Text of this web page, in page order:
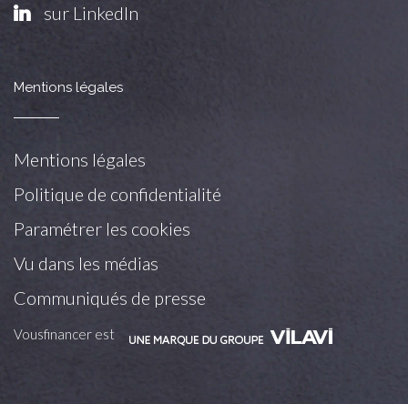
sur LinkedIn
Mentions légales
Mentions légales
Politique de confidentialité
Paramétrer les cookies
Vu dans les médias
Communiqués de presse
Vousfinancer est